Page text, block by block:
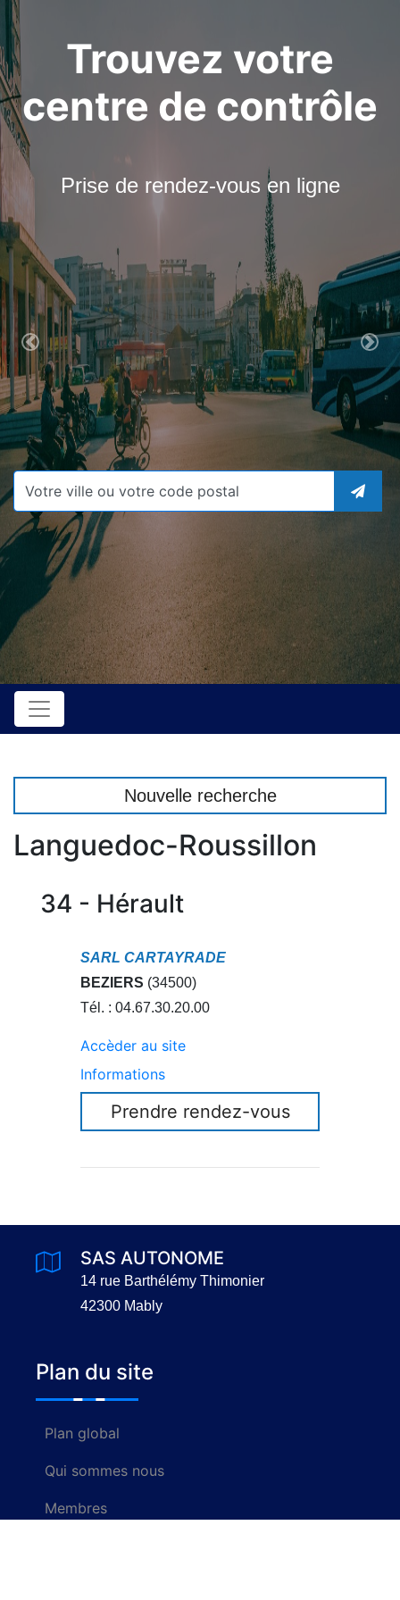
Trouvez votre
centre de contrôle
Prise de rendez-vous en ligne
Previous Next
Nouvelle recherche
Languedoc-Roussillon
34 - Hérault
SARL CARTAYRADE
BEZIERS (34500)
Tél. : 04.67.30.20.00
Accèder au site
Informations
Prendre rendez-vous
SAS AUTONOME
14 rue Barthélémy Thimonier
42300 Mably
Plan du site
Plan global
Qui sommes nous
Membres